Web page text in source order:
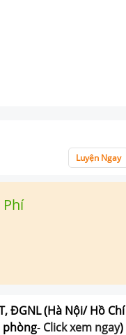
Luyện Ngay
ĐGNL (Hà Nội/ Hồ Chí
phòng- Click xem ngay)